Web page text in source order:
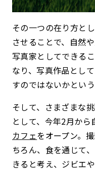
その一つの在り方と
させることで、自然
写真家としてできる
なり、写真作品とし
すのではないかとい
そして、さまざまな
として、今年2月か
カフェをオープン。
ちろん、食を通じて
きると考え、ジビエ